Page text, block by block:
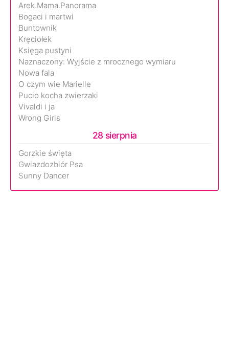
Arek.Mama.Panorama
Bogaci i martwi
Buntownik
Kręciołek
Księga pustyni
Naznaczony: Wyjście z mrocznego wymiaru
Nowa fala
O czym wie Marielle
Pucio kocha zwierzaki
Vivaldi i ja
Wrong Girls
28 sierpnia
Gorzkie święta
Gwiazdozbiór Psa
Sunny Dancer